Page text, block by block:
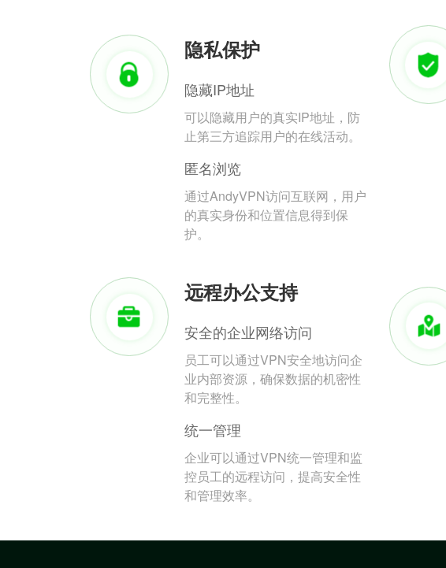
隐私保护
隐藏IP地址
可以隐藏用户的真实IP地址，防
止第三方追踪用户的在线活动。
匿名浏览
通过AndyVPN访问互联网，用户
的真实身份和位置信息得到保
护。
远程办公支持
安全的企业网络访问
员工可以通过VPN安全地访问企
业内部资源，确保数据的机密性
和完整性。
统一管理
企业可以通过VPN统一管理和监
控员工的远程访问，提高安全性
和管理效率。